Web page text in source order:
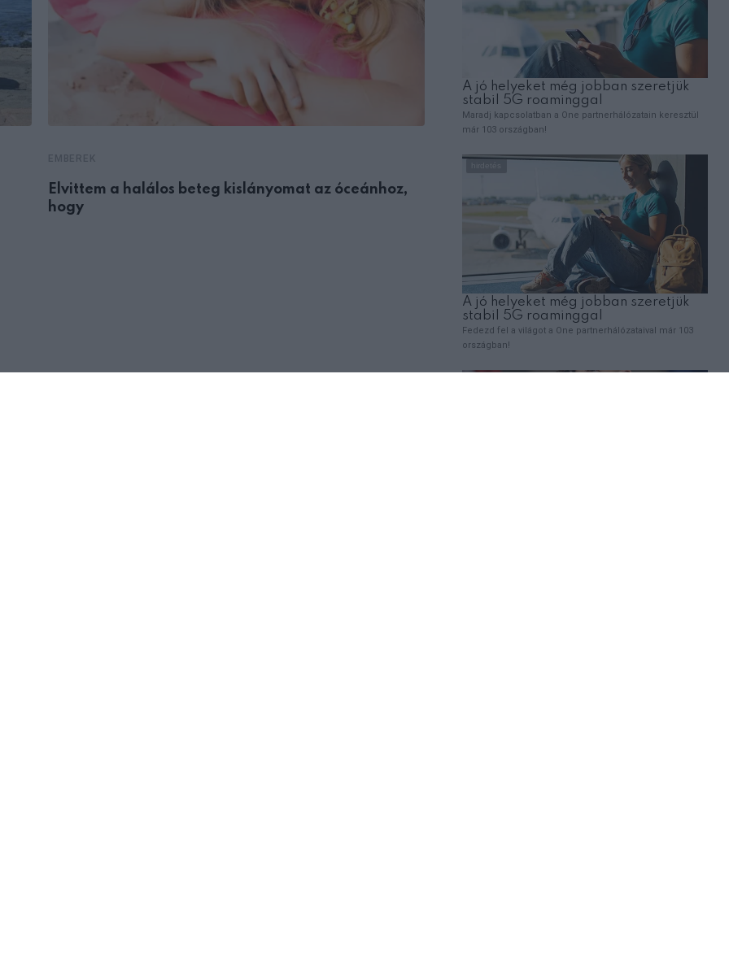
Elvittem a halálos beteg kislányomat az óceánhoz,
hogy
EMBEREK
Fájdalmas veszteség: Gálvölgyi János
megemlékezett